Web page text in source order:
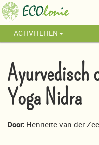
ACTIVITEITEN
Ayurvedisch
Yoga Nidra
Door: Henriette van der Zee